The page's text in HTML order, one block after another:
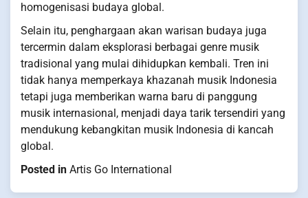
homogenisasi budaya global.
Selain itu, penghargaan akan warisan budaya juga
tercermin dalam eksplorasi berbagai genre musik
tradisional yang mulai dihidupkan kembali. Tren ini
tidak hanya memperkaya khazanah musik Indonesia
tetapi juga memberikan warna baru di panggung
musik internasional, menjadi daya tarik tersendiri yang
mendukung kebangkitan musik Indonesia di kancah
global.
Posted in Artis Go International